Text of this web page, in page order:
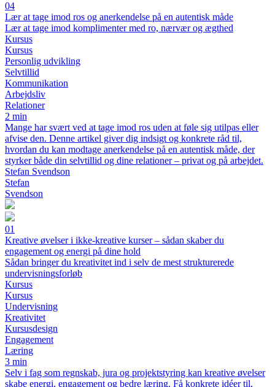
04
Lær at tage imod ros og anerkendelse på en autentisk måde
Lær at tage imod komplimenter med ro, nærvær og ægthed
Kursus
Kursus
Personlig udvikling
Selvtillid
Kommunikation
Arbejdsliv
Relationer
2 min
Mange har svært ved at tage imod ros uden at føle sig utilpas eller
afvise den. Denne artikel giver dig indsigt og konkrete råd til,
hvordan du kan modtage anerkendelse på en autentisk måde, der
styrker både din selvtillid og dine relationer – privat og på arbejdet.
Stefan Svendson
Stefan
Svendson
01
Kreative øvelser i ikke-kreative kurser – sådan skaber du
engagement og energi på dine hold
Sådan bringer du kreativitet ind i selv de mest strukturerede
undervisningsforløb
Kursus
Kursus
Undervisning
Kreativitet
Kursusdesign
Engagement
Læring
3 min
Selv i fag som regnskab, jura og projektstyring kan kreative øvelser
skabe energi, engagement og bedre læring. Få konkrete idéer til,